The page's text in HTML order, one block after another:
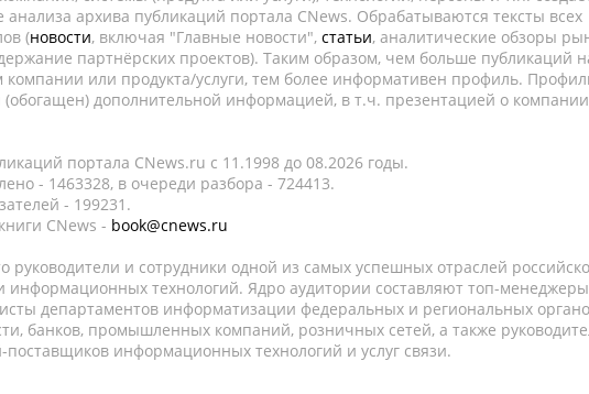
анализа архива публикаций портала CNews. Обрабатываются тексты всех
(новости, включая "Главные новости", статьи, аналитические обзоры
партнёрских проектов). Таким образом, чем больше публикаций
компании или продукта/услуги, тем более информативен профиль.
дополнительной информацией, в т.ч. презентацией о
портала CNews.ru c 11.1998 до 08.2026 годы.
- 1463328, в очереди разбора - 724413.
- 199231.
CNews - book@cnews.ru
руководители и сотрудники одной из самых успешных отраслей
информационных технологий. Ядро аудитории составляют топ-
департаментов информатизации федеральных и региональных
банков, промышленных компаний, розничных сетей, а также
поставщиков информационных технологий и услуг связи.